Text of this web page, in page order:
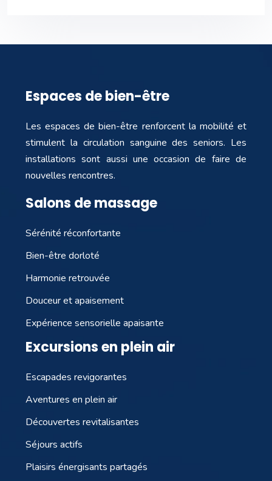
Espaces de bien-être
Les espaces de bien-être renforcent la mobilité et
stimulent la circulation sanguine des seniors. Les
installations sont aussi une occasion de faire de
nouvelles rencontres.
Salons de massage
Sérénité réconfortante
Bien-être dorloté
Harmonie retrouvée
Douceur et apaisement
Expérience sensorielle apaisante
Excursions en plein air
Escapades revigorantes
Aventures en plein air
Découvertes revitalisantes
Séjours actifs
Plaisirs énergisants partagés